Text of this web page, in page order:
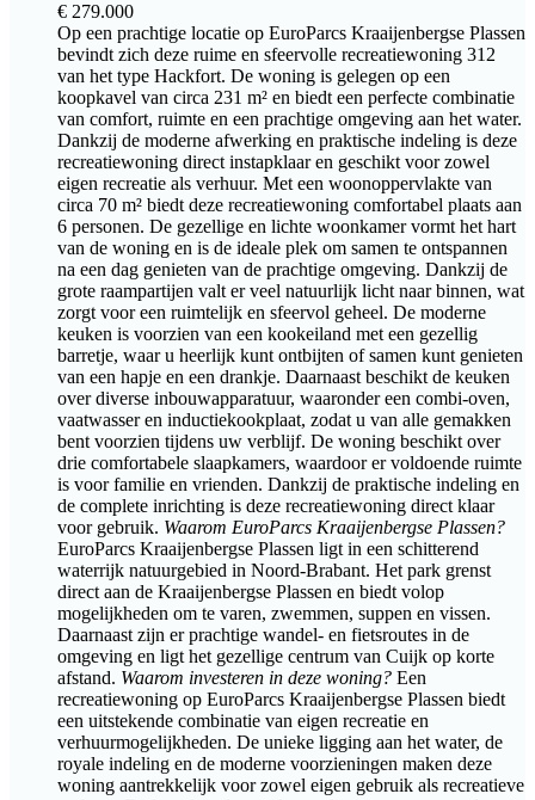
€ 279.000
Op een prachtige locatie op EuroParcs Kraaijenbergse Plassen
bevindt zich deze ruime en sfeervolle recreatiewoning 312
van het type Hackfort. De woning is gelegen op een
koopkavel van circa 231 m² en biedt een perfecte combinatie
van comfort, ruimte en een prachtige omgeving aan het water.
Dankzij de moderne afwerking en praktische indeling is deze
recreatiewoning direct instapklaar en geschikt voor zowel
eigen recreatie als verhuur. Met een woonoppervlakte van
circa 70 m² biedt deze recreatiewoning comfortabel plaats aan
6 personen. De gezellige en lichte woonkamer vormt het hart
van de woning en is de ideale plek om samen te ontspannen
na een dag genieten van de prachtige omgeving. Dankzij de
grote raampartijen valt er veel natuurlijk licht naar binnen, wat
zorgt voor een ruimtelijk en sfeervol geheel. De moderne
keuken is voorzien van een kookeiland met een gezellig
barretje, waar u heerlijk kunt ontbijten of samen kunt genieten
van een hapje en een drankje. Daarnaast beschikt de keuken
over diverse inbouwapparatuur, waaronder een combi-oven,
vaatwasser en inductiekookplaat, zodat u van alle gemakken
bent voorzien tijdens uw verblijf. De woning beschikt over
drie comfortabele slaapkamers, waardoor er voldoende ruimte
is voor familie en vrienden. Dankzij de praktische indeling en
de complete inrichting is deze recreatiewoning direct klaar
voor gebruik. Waarom EuroParcs Kraaijenbergse Plassen?
EuroParcs Kraaijenbergse Plassen ligt in een schitterend
waterrijk natuurgebied in Noord-Brabant. Het park grenst
direct aan de Kraaijenbergse Plassen en biedt volop
mogelijkheden om te varen, zwemmen, suppen en vissen.
Daarnaast zijn er prachtige wandel- en fietsroutes in de
omgeving en ligt het gezellige centrum van Cuijk op korte
afstand. Waarom investeren in deze woning? Een
recreatiewoning op EuroParcs Kraaijenbergse Plassen biedt
een uitstekende combinatie van eigen recreatie en
verhuurmogelijkheden. De unieke ligging aan het water, de
royale indeling en de moderne voorzieningen maken deze
woning aantrekkelijk voor zowel eigen gebruik als recreatieve